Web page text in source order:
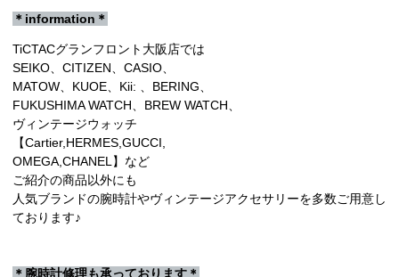
＊information＊
TiCTACグランフロント大阪店では
SEIKO、CITIZEN、CASIO、
MATOW、KUOE、Kii: 、BERING、
FUKUSHIMA WATCH、BREW WATCH、
ヴィンテージウォッチ
【Cartier,HERMES,GUCCI,
OMEGA,CHANEL】など
ご紹介の商品以外にも
人気ブランドの腕時計やヴィンテージアクセサリーを多数ご用意し
ております♪
＊腕時計修理も承っております＊